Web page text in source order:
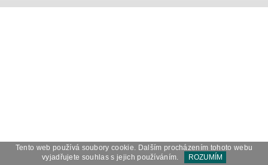
Tento web používá soubory cookie. Dalším procházením tohoto webu
vyjadřujete souhlas s jejich používáním.
ROZUMÍM